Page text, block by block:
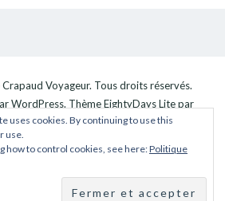
Crapaud Voyageur. Tous droits réservés.
WordPress. ThèmeEightyDays Litepar
GretaThemes.
uses cookies. By continuing to use this
use.
how to control cookies, see here:Politique